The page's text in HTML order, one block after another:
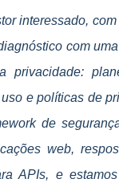
interessado,
com
e políticas de
de
web,
APIs, e